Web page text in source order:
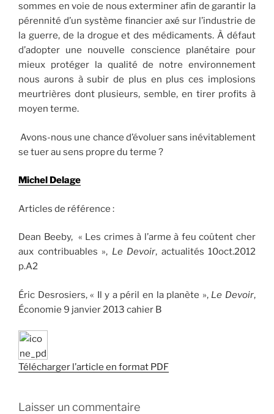
sommes en voie de nous exterminer afin de garantir la
pérennité d’un système financier axé sur l’industrie de
la guerre, de la drogue et des médicaments. À défaut
d’adopter une nouvelle conscience planétaire pour
mieux protéger la qualité de notre environnement
nous aurons à subir de plus en plus ces implosions
meurtrières dont plusieurs, semble, en tirer profits à
moyen terme.
Avons-nous une chance d’évoluer sans inévitablement
se tuer au sens propre du terme ?
Michel Delage
Articles de référence :
Dean Beeby, « Les crimes à l’arme à feu coûtent cher
aux contribuables », Le Devoir, actualités 10oct.2012
p.A2
Éric Desrosiers, « Il y a péril en la planète », Le Devoir,
Économie 9 janvier 2013 cahier B
Télécharger l’article en format PDF
Laisser un commentaire